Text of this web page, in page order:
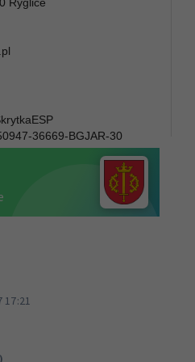
Ryglice
36669-BGJAR-30